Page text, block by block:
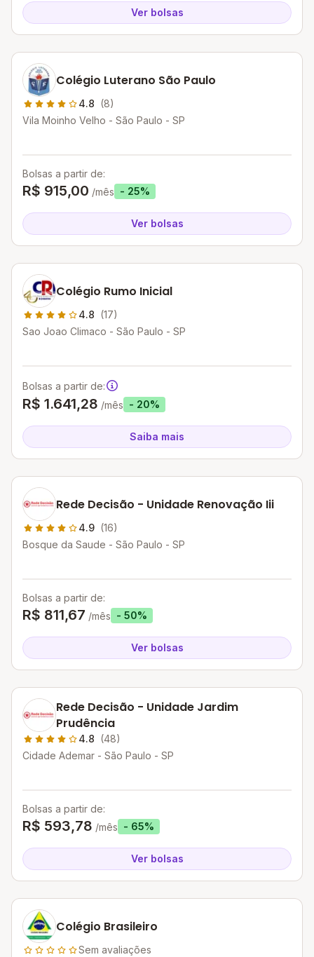
Ver bolsas
Colégio Luterano São Paulo
4.8 (8)
Vila Moinho Velho - São Paulo - SP
Bolsas a partir de:
R$ 915,00 /mês - 25%
Ver bolsas
Colégio Rumo Inicial
4.8 (17)
Sao Joao Climaco - São Paulo - SP
Bolsas a partir de:
R$ 1.641,28 /mês - 20%
Saiba mais
Rede Decisão - Unidade Renovação Iii
4.9 (16)
Bosque da Saude - São Paulo - SP
Bolsas a partir de:
R$ 811,67 /mês - 50%
Ver bolsas
Rede Decisão - Unidade Jardim
Prudência
4.8 (48)
Cidade Ademar - São Paulo - SP
Bolsas a partir de:
R$ 593,78 /mês - 65%
Ver bolsas
Colégio Brasileiro
Sem avaliações